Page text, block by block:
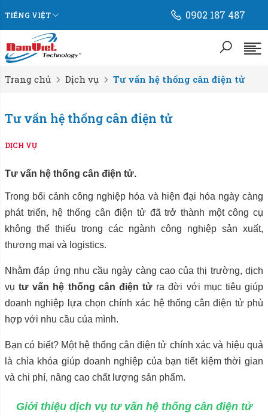
TIẾNG VIỆT 0902 187 487
Trang chủ Dịch vụ Tư vấn hệ thống cân điện tử
Tư vấn hệ thống cân điện tử
DỊCH VỤ
Tư vấn hệ thống cân điện tử.
Trong bối cảnh công nghiệp hóa và hiện đại hóa ngày càng
phát triển, hệ thống cân điện tử đã trở thành một công cụ
không thể thiếu trong các ngành công nghiệp sản xuất,
thương mại và logistics.
Nhằm đáp ứng nhu cầu ngày càng cao của thị trường, dịch
vụ tư vấn hệ thống cân điện tử ra đời với mục tiêu giúp
doanh nghiệp lựa chọn chính xác hệ thống cân điện tử phù
hợp với nhu cầu của mình.
Bạn có biết? Một hệ thống cân điện tử chính xác và hiệu quả
là chìa khóa giúp doanh nghiệp của bạn tiết kiệm thời gian
và chi phí, nâng cao chất lượng sản phẩm.
Giới thiệu dịch vụ tư vấn hệ thống cân điện tử